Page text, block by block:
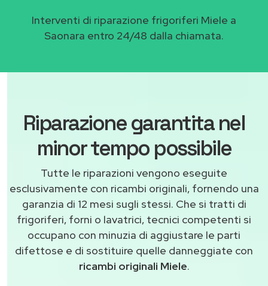
Interventi di riparazione frigoriferi Miele a
Saonara entro 24/48 dalla chiamata.
Riparazione garantita nel
minor tempo possibile
Tutte le riparazioni vengono eseguite
esclusivamente con ricambi originali, fornendo una
garanzia di 12 mesi sugli stessi. Che si tratti di
frigoriferi, forni o lavatrici, tecnici competenti si
occupano con minuzia di aggiustare le parti
difettose e di sostituire quelle danneggiate con
ricambi originali Miele.